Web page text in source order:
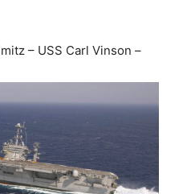
– USS Carl Vinson –